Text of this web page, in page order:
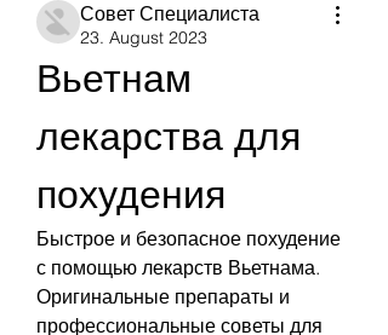
Совет Специалиста
23. August 2023
Вьетнам
лекарства для
похудения
Быстрое и безопасное похудение
с помощью лекарств Вьетнама.
Оригинальные препараты и
профессиональные советы для